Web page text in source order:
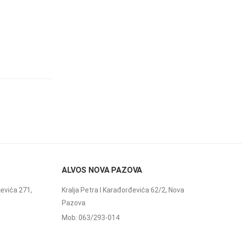
271,
ALVOS NOVA PAZOVA
Kralja Petra I Karađorđevića 62/2, Nova
Pazova
Mob: 063/293-014